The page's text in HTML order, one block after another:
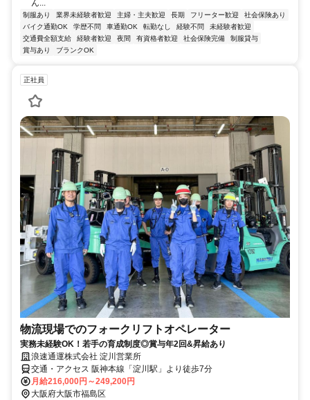
ん...
制服あり 業界未経験者歓迎 主婦・主夫歓迎 長期 フリーター歓迎
社会保険あり
バイク通勤OK
学歴不問 車通勤OK 転勤なし 経験不問
未経験者歓迎
交通費全額支給
経験者歓迎 夜間 有資格者歓迎 社会保険完備
制服貸与
賞与あり
ブランクOK
正社員
物流現場でのフォークリフトオペレーター
実務未経験OK！若手の育成制度◎賞与年2回&昇給あり
浪速通運株式会社 淀川営業所
交通・アクセス 阪神本線「淀川駅」より徒歩7分
月給216,000円～249,200円
大阪府大阪市福島区